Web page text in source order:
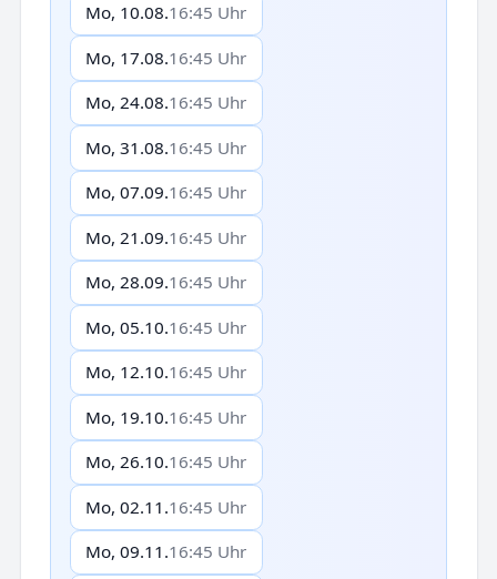
Mo, 10.08.16:45 Uhr
Mo, 17.08.16:45 Uhr
Mo, 24.08.16:45 Uhr
Mo, 31.08.16:45 Uhr
Mo, 07.09.16:45 Uhr
Mo, 21.09.16:45 Uhr
Mo, 28.09.16:45 Uhr
Mo, 05.10.16:45 Uhr
Mo, 12.10.16:45 Uhr
Mo, 19.10.16:45 Uhr
Mo, 26.10.16:45 Uhr
Mo, 02.11.16:45 Uhr
Mo, 09.11.16:45 Uhr